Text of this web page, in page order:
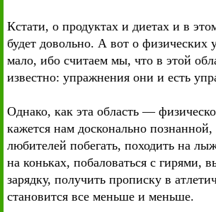
Кстати, о продуктах и диетах и в
будет довольно. А вот о
мало, ибо считаем мы, что в этой
известно: упражнения они и есть
Однако, как эта область —
кажется нам досконально
любителей побегать, походить на
на коньках, побаловаться с гирями,
зарядку, получить прописку в
становится все меньше и меньше.